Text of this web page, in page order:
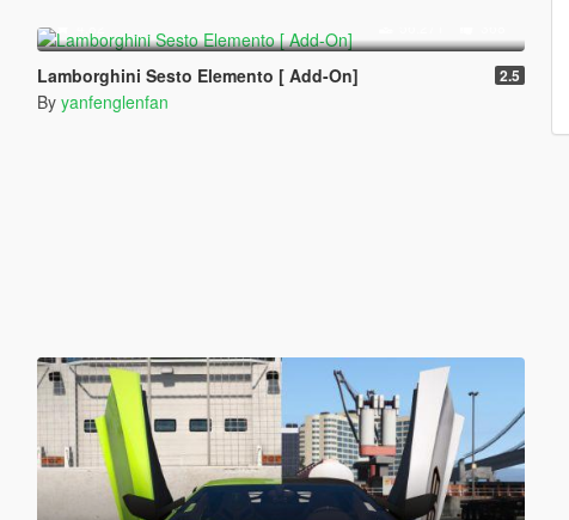
Lamborghini Sesto Elemento [ Add-On] 2.5
By yanfenglenfan